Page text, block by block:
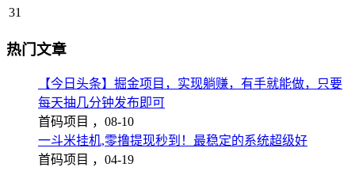
31
热门文章
【今日头条】掘金项目，实现躺赚，有手就能做，只要
每天抽几分钟发布即可
首码项目 ， 08-10
一斗米挂机,零撸提现秒到！最稳定的系统超级好
首码项目 ， 04-19